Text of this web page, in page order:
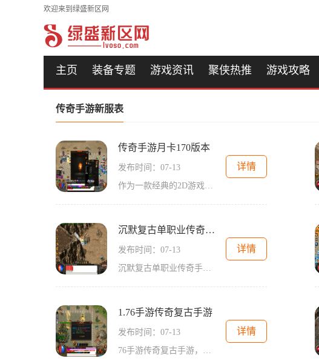
欢迎来到绿盛新区网
主页 装备专题 游戏资讯 聚侠热推 游戏攻略
传奇手游新服表
传奇手游月卡170版本
发布时间：07-13
作为一款经典的2D游戏，传奇手游在角色扮演类游戏中拥有着广泛的影响力。这款游戏采用了传统的像素风格，为玩家提供了一个真实感十足的游戏世界。而月卡170版本的推出，则给玩家
详情
沉默复古单职业传奇手游
发布时间：07-13
沉默复古单职业传奇手游是一款备受玩家喜爱的2D角色扮演游戏，以其丰富的玩法和千人在线的互动体验而闻名于世。无论是新手玩家还是传奇老玩家，都能在这个游戏中找到属于自己的
详情
1.76手游传奇复古手游
发布时间：07-13
76手游传奇复古手游，作为一款经典的2D游戏，以其独特的传奇玩法、角色扮演的特点，吸引了大量的玩家。这款游戏以万人在线的场景为基础，注重玩家间的互动和合作。通过腿甲、打
详情